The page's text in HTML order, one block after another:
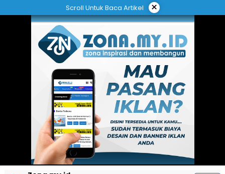
ke
Scroll Untuk Baca Artikel ×